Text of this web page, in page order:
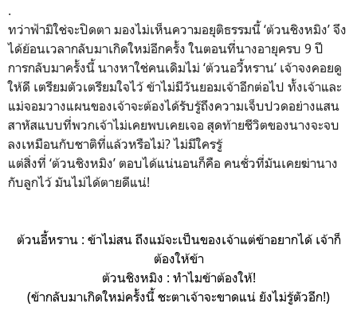
.
ทว่าฟ้ามิใช่จะปิดตา มองไม่เห็นความอยุติธรรมนี้ ‘ต้วนชิงหมิง’ จึง
ได้ย้อนเวลากลับมาเกิดใหม่อีกครั้ง ในตอนที่นางอายุครบ 9 ปี
การกลับมาครั้งนี้ นางหาใช่คนเดิมไม่ ‘ต้วนอวี้หราน’ เจ้าจงคอยดู
ให้ดี เตรียมตัวเตรียมใจไว้ ข้าไม่มีวันยอมเจ้าอีกต่อไป ทั้งเจ้าและ
แม่จอมวางแผนของเจ้าจะต้องได้รับรู้ถึงความเจ็บปวดอย่างแสน
สาหัสแบบที่พวกเจ้าไม่เคยพบเคยเจอ สุดท้ายชีวิตของนางจะจบ
ลงเหมือนกับชาติที่แล้วหรือไม่? ไม่มีใครรู้
แต่สิ่งที่ ‘ต้วนชิงหมิง’ ตอบได้แน่นอนก็คือ คนชั่วที่มันเคยฆ่านาง
กับลูกไว้ มันไม่ได้ตายดีแน่!
ต้วนอี้หราน : ข้าไม่สน ถึงแม้จะเป็นของเจ้าแต่ข้าอยากได้ เจ้าก็
ต้องให้ข้า
ต้วนชิงหมิง : ทำไมข้าต้องให้!
(ข้ากลับมาเกิดใหม่ครั้งนี้ ชะตาเจ้าจะขาดแน่ ยังไม่รู้ตัวอีก!)